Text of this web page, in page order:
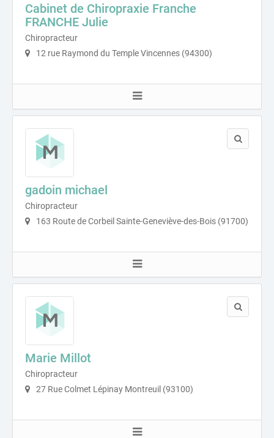
Cabinet de Chiropraxie Franche
FRANCHE Julie
Chiropracteur
12 rue Raymond du Temple Vincennes (94300)
gadoin michael
Chiropracteur
163 Route de Corbeil Sainte-Geneviève-des-Bois (91700)
Marie Millot
Chiropracteur
27 Rue Colmet Lépinay Montreuil (93100)